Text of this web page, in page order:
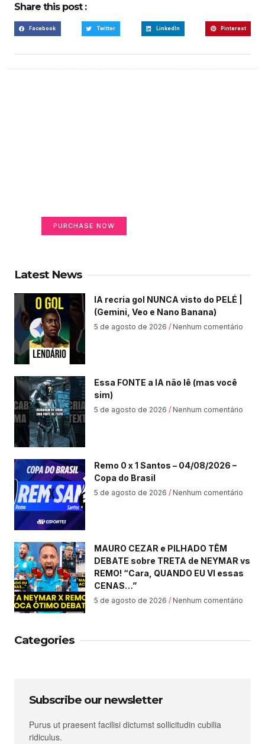
Share this post :
Facebook Twitter LinkedIn Pinterest
PURCHASE NOW
Latest News
IA recria gol NUNCA visto do PELÉ |
(Gemini, Veo e Nano Banana)
5 de agosto de 2026 Nenhum comentário
Essa FONTE a IA não lê (mas você
sim)
5 de agosto de 2026 Nenhum comentário
Remo 0 x 1 Santos – 04/08/2026 –
Copa do Brasil
5 de agosto de 2026 Nenhum comentário
MAURO CEZAR e PILHADO TÊM
DEBATE sobre TRETA de NEYMAR vs
REMO! “Cara, QUANDO EU VI essas
CENAS…”
5 de agosto de 2026 Nenhum comentário
Categories
Subscribe our newsletter
Purus ut praesent facilisi dictumst sollicitudin cubilia
ridiculus.